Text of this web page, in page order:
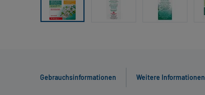
Gebrauchsinformationen Weitere Informationen